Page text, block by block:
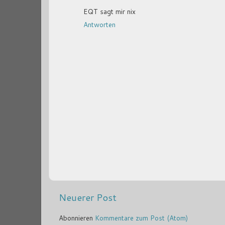
EQT sagt mir nix
Antworten
Neuerer Post
Abonnieren Kommentare zum Post (Atom)